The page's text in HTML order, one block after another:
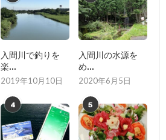
入間川で釣りを
楽...
2019年10月10日
入間川の水源を
め...
2020年6月5日
4 5